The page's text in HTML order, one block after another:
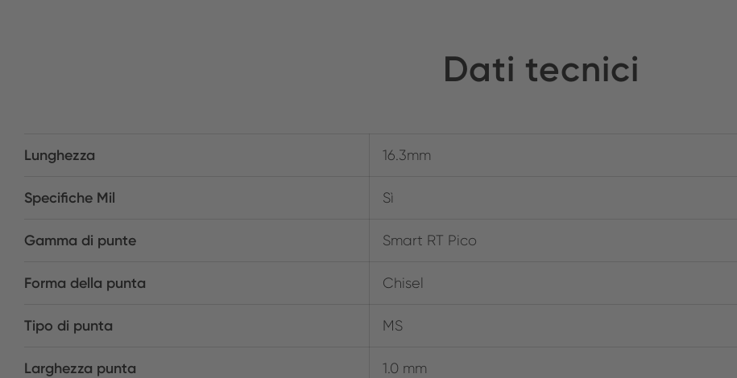
Dati tecnici
Lunghezza 16.3mm
Specifiche Mil Sì
Gamma di punte Smart RT Pico
Forma della punta Chisel
Tipo di punta MS
Larghezza punta 1.0 mm